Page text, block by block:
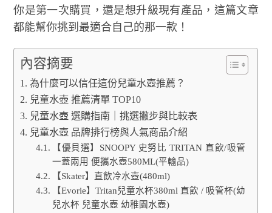
你是第一次購買，還是想升級現有產品，這篇文章
都能幫你挑到最適合自己的那一款！
內容摘要
為什麼可以信任這份兒童水壺推薦？
兒童水壺 推薦清單 TOP10
兒童水壺 選購指南｜挑選撇步與比較表
兒童水壺 品牌排行榜與人氣商品介紹
【優貝選】SNOOPY 史努比 TRITAN 直飲/吸管
一蓋兩用 便攜水壺580ML(平輸品)
【Skater】直飲冷水壺(480ml)
【Evorie】Tritan兒童水杯380ml 直飲 / 吸管杯(幼
兒水杯 兒童水壺 幼稚園水壺)